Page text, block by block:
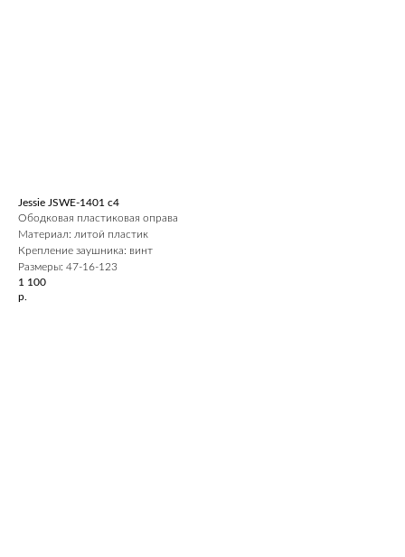
Jessie JSWE-1401 c4
Ободковая пластиковая оправа
Материал: литой пластик
Крепление заушника: винт
Размеры: 47-16-123
1 100
р.